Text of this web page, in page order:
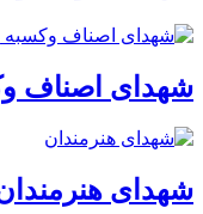
شهدای اصناف
شهدای